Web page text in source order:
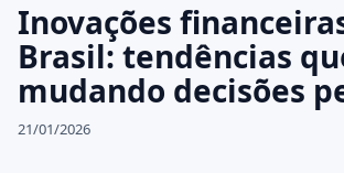
Novidades
Empréstimo
Legal
Buscar por:
Pressione Enter para buscar ou ESC
Inovações
Brasil: tendências
mudando decisões
21/01/2026